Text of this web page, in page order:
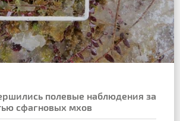
полевые наблюдения за
сфагновых мхов